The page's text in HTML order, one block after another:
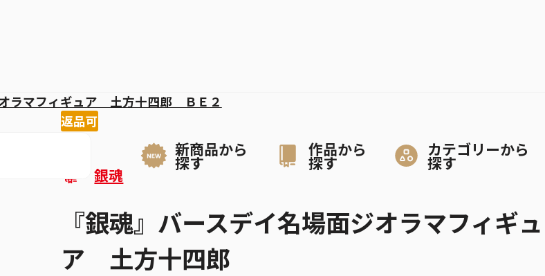
新商品から
探す
作品から
探す
カテゴリーから
探す
オラマフィギュア 土方十四郎 ＢＥ２
返品可
銀魂
『銀魂』バースデイ名場面ジオラマフィギュ
ア 土方十四郎